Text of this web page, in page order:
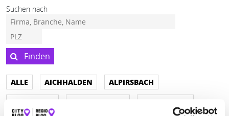
Suchen nach
Finden
ALLE AICHHALDEN
ALPIRSBACH